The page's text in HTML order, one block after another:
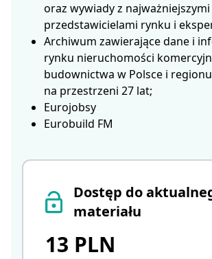
Dostęp do
materiału
13 PLN
oraz wywiady z najważniejszymi
przedstawicielami rynku i
Archiwum zawierające dane i
rynku nieruchomości
budownictwa w Polsce i regionu
na przestrzeni 27 lat;
Eurojobsy
Eurobuild FM